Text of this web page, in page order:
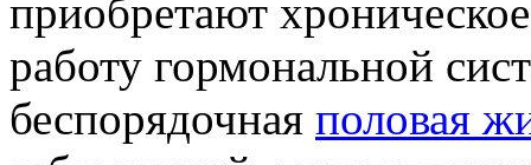
приобретают
работу гормональной
беспорядочная половая